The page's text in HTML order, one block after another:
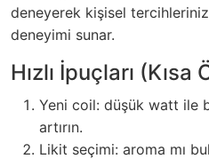
deneyerek kişisel
deneyimi sunar.
Hızlı İpuçları (Kısa
Yeni coil: düşük watt ile
artırın.
Likit seçimi: aroma mı